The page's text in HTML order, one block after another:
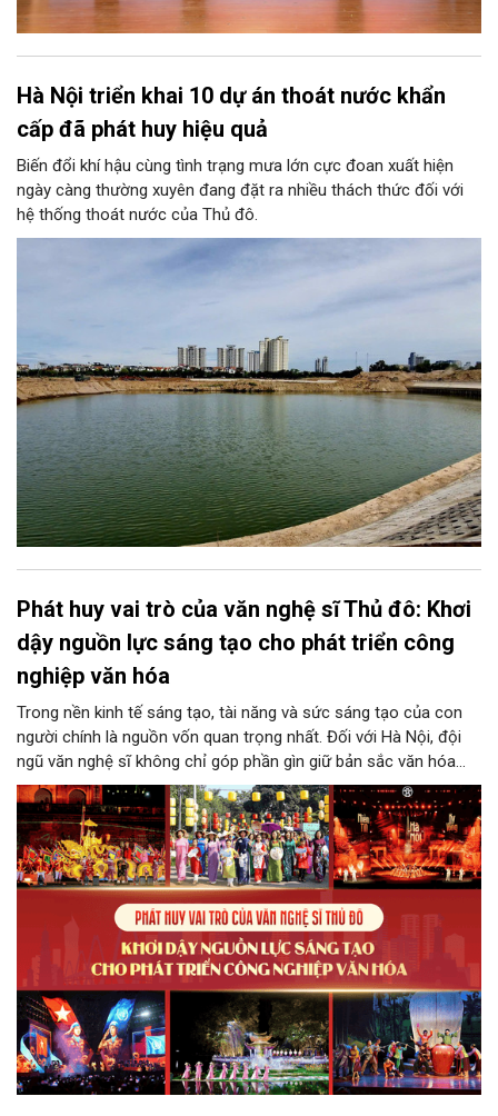
Hà Nội triển khai 10 dự án thoát nước khẩn
cấp đã phát huy hiệu quả
Biến đổi khí hậu cùng tình trạng mưa lớn cực đoan xuất hiện
ngày càng thường xuyên đang đặt ra nhiều thách thức đối với
hệ thống thoát nước của Thủ đô.
Phát huy vai trò của văn nghệ sĩ Thủ đô: Khơi
dậy nguồn lực sáng tạo cho phát triển công
nghiệp văn hóa
Trong nền kinh tế sáng tạo, tài năng và sức sáng tạo của con
người chính là nguồn vốn quan trọng nhất. Đối với Hà Nội, đội
ngũ văn nghệ sĩ không chỉ góp phần gìn giữ bản sắc văn hóa
mà còn giữ vai trò trung tâm trong quá trình hình thành các sản
phẩm công nghiệp văn hóa có giá trị. Khơi dậy, phát huy và tạo
điều kiện để nguồn lực sáng tạo ấy phát triển sẽ là “chìa khóa”
để Hà Nội khai thác hiệu quả tiềm năng văn hóa, nâng cao năng
lực cạnh tranh và khẳng định vị thế của một trung tâm sáng tạo
trong kỷ nguyên mới.